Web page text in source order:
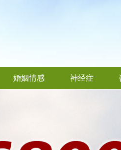
婚姻情感 神经症